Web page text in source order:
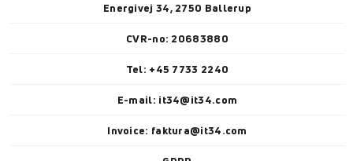
Energivej 34, 2750 Ballerup
CVR-no: 20683880
Tel: +45 7733 2240
E-mail: it34@it34.com
Invoice: faktura@it34.com